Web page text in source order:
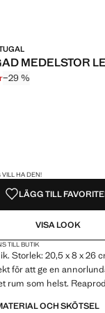
MEDELSTOR
överstruket [699 kr ]
[499 kr ]
−29 %
VILL HA DEN!
LÄGG TILL
VISA LOOK
TILL BUTIK
Storlek: 20,5 x 8 x 26
för att ge en
rum som helst.
OCH SKÖTSEL